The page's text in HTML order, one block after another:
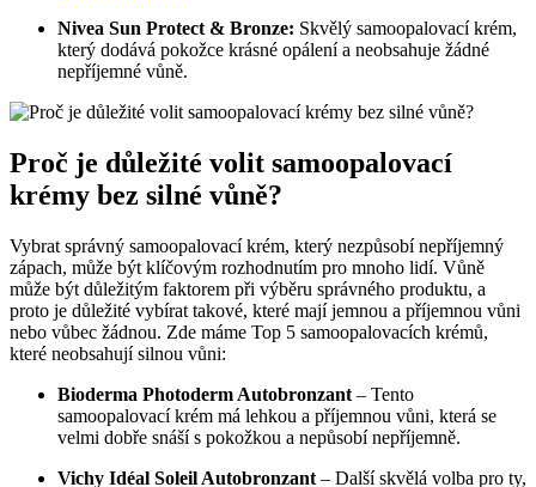
Nivea Sun Protect & Bronze: Skvělý samoopalovací krém,
který dodává pokožce krásné opálení a neobsahuje žádné
nepříjemné vůně.
Proč je důležité volit samoopalovací
krémy bez silné vůně?
Vybrat správný samoopalovací krém, který nezpůsobí nepříjemný
zápach, může být klíčovým rozhodnutím pro mnoho lidí. Vůně
může být důležitým faktorem při výběru správného produktu, a
proto je důležité vybírat takové, které mají jemnou a příjemnou vůni
nebo vůbec žádnou. Zde máme Top 5 samoopalovacích krémů,
které neobsahují silnou vůni:
Bioderma Photoderm Autobronzant – Tento
samoopalovací krém má lehkou a příjemnou vůni, která se
velmi dobře snáší s pokožkou a nepůsobí nepříjemně.
Vichy Idéal Soleil Autobronzant – Další skvělá volba pro ty,